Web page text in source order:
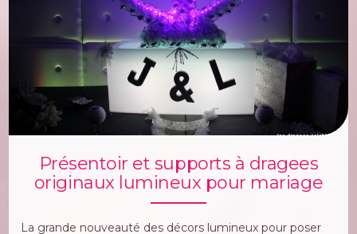
Présentoir et supports à dragees
originaux lumineux pour mariage
La grande nouveauté des décors lumineux pour poser